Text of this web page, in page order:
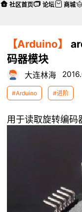
【Arduino】
码器模块
大连林海
#Arduino #进阶
用于读取旋转编码
社区首页 论坛 商城